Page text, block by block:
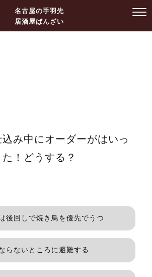
名古屋の手羽先
居酒屋ばんざい
み中にオーダーがはいっ
た！どうする？
後回しで焼き鳥を優先でうつ
らないところに避難する
Correct answer: